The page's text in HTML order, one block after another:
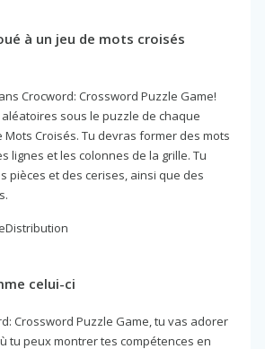
à un jeu de mots croisés
Crocword: Crossword Puzzle Game!
sous le puzzle de chaque
Mots Croisés. Tu devras former des mots
lignes et les colonnes de la grille. Tu
pièces et des cerises, ainsi que des
celui-ci
Crossword Puzzle Game, tu vas adorer
tu peux montrer tes compétences en